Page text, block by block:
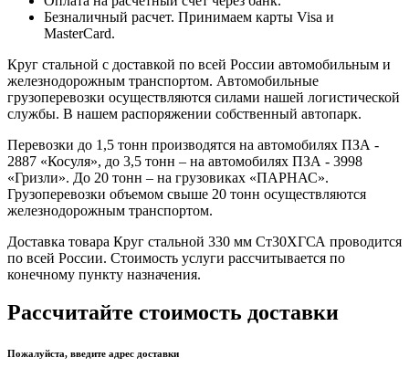
Безналичный расчет. Принимаем карты Visa и
MasterCard.
Круг стальной с доставкой по всей России автомобильным и
железнодорожным транспортом. Автомобильные
грузоперевозки осуществляются силами нашей логистической
службы. В нашем распоряжении собственный автопарк.
Перевозки до 1,5 тонн производятся на автомобилях ПЗА -
2887 «Косуля», до 3,5 тонн – на автомобилях ПЗА - 3998
«Гризли». До 20 тонн – на грузовиках «ПАРНАС».
Грузоперевозки объемом свыше 20 тонн осуществляются
железнодорожным транспортом.
Доставка товара Круг стальной 330 мм Ст30ХГСА проводится
по всей России. Стоимость услуги рассчитывается по
конечному пункту назначения.
Рассчитайте стоимость доставки
Пожалуйста, введите адрес доставки